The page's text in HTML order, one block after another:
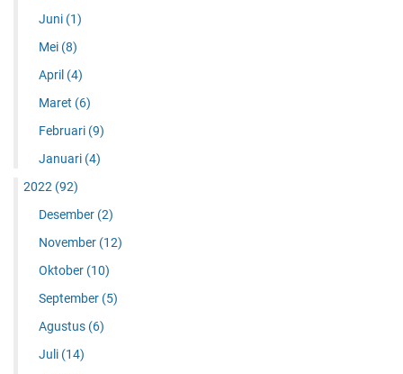
Juni (1)
Mei (8)
April (4)
Maret (6)
Februari (9)
Januari (4)
2022 (92)
Desember (2)
November (12)
Oktober (10)
September (5)
Agustus (6)
Juli (14)